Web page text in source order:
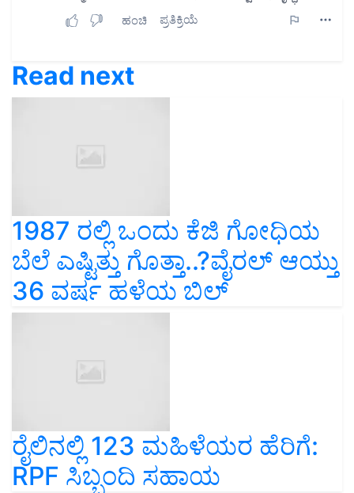
Read next
1987 ರಲ್ಲಿ ಒಂದು ಕೆಜಿ ಗೋಧಿಯ
ಬೆಲೆ ಎಷ್ಟಿತ್ತು ಗೊತ್ತಾ..?ವೈರಲ್‌ ಆಯ್ತು
36 ವರ್ಷ ಹಳೆಯ ಬಿಲ್‌
ರೈಲಿನಲ್ಲಿ 123 ಮಹಿಳೆಯರ ಹೆರಿಗೆ:
RPF ಸಿಬ್ಬಂದಿ ಸಹಾಯ